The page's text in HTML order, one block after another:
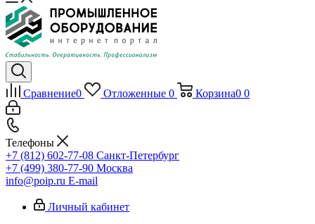
Сравнение0 Отложенные 0 Корзина0 0
Телефоны
+7 (812) 602-77-08 Санкт-Петербург
+7 (499) 380-77-90 Москва
info@poip.ru E-mail
Личный кабинет